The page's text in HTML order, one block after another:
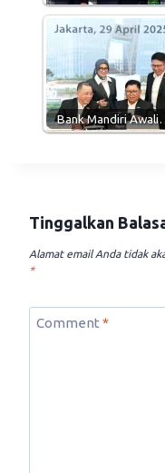
Bank Mandiri
Tinggalkan
Alamat email Anda tidak
*
Comment*